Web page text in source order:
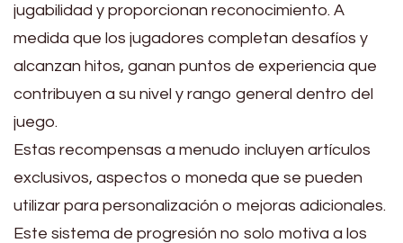
jugabilidad y proporcionan reconocimiento. A
medida que los jugadores completan desafíos y
alcanzan hitos, ganan puntos de experiencia que
contribuyen a su nivel y rango general dentro del
juego.
Estas recompensas a menudo incluyen artículos
exclusivos, aspectos o moneda que se pueden
utilizar para personalización o mejoras adicionales.
Este sistema de progresión no solo motiva a los